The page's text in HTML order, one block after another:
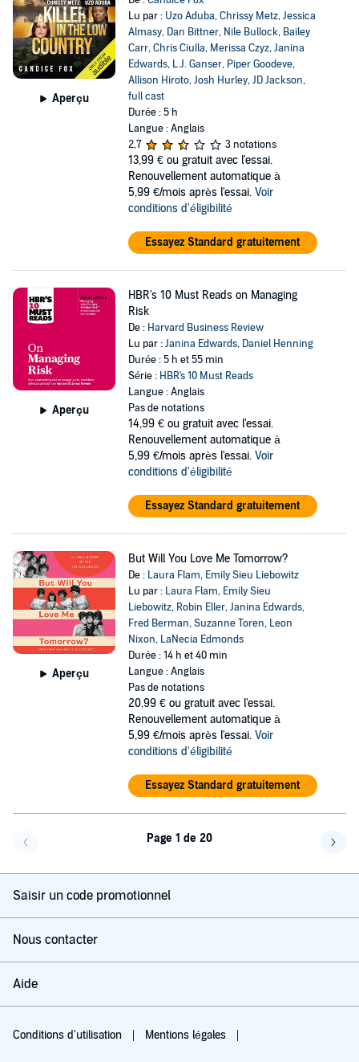
Aperçu
Lu par : Uzo Aduba,Chrissy Metz,Jessica
Almasy, Dan Bittner, Nile Bullock, Bailey
Carr,Chris Ciulla, Merissa Czyz,Janina
Edwards, L.J. Ganser, Piper Goodeve,
Allison Hiroto,Josh Hurley,JD Jackson,
full cast
Durée : 5 h
Langue : Anglais
2,7
3 notations
13,99 € ou gratuit avec l'essai.
Renouvellement automatique à
5,99 €/mois après l'essai. Voir
conditions d'éligibilité
Essayez Standard gratuitement
Aperçu
HBR's 10 Must Reads on Managing
Risk
De : Harvard Business Review
Lu par :Janina Edwards, Daniel Henning
Durée : 5 h et 55 min
Série : HBR's 10 Must Reads
Langue : Anglais
Pas de notations
14,99 € ou gratuit avec l'essai.
Renouvellement automatique à
5,99 €/mois après l'essai. Voir
conditions d'éligibilité
Essayez Standard gratuitement
Aperçu
But Will You Love Me Tomorrow?
De : Laura Flam, Emily Sieu Liebowitz
Lu par : Laura Flam, Emily Sieu
Liebowitz, Robin Eller,Janina Edwards,
Fred Berman,Suzanne Toren, Leon
Nixon, LaNecia Edmonds
Durée : 14 h et 40 min
Langue : Anglais
Pas de notations
20,99 € ou gratuit avec l'essai.
Renouvellement automatique à
5,99 €/mois après l'essai. Voir
conditions d'éligibilité
Essayez Standard gratuitement
Page 1 de 20
Saisir un code promotionnel
Nous contacter
Aide
Conditions d'utilisation Mentions légales